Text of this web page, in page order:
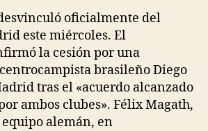
oficialmente del
este miércoles. El
la cesión por una
brasileño Diego
tras el «acuerdo alcanzado
ambos clubes». Félix Magath,
alemán, en